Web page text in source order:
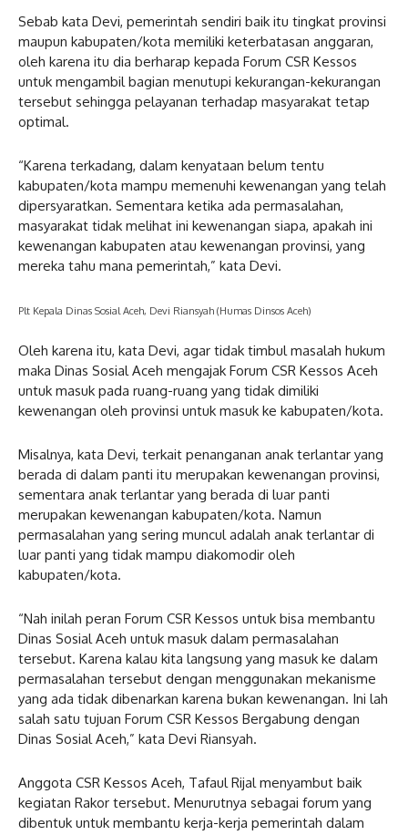
Sebab kata Devi, pemerintah sendiri baik itu tingkat provinsi
maupun kabupaten/kota memiliki keterbatasan anggaran,
oleh karena itu dia berharap kepada Forum CSR Kessos
untuk mengambil bagian menutupi kekurangan-kekurangan
tersebut sehingga pelayanan terhadap masyarakat tetap
optimal.
“Karena terkadang, dalam kenyataan belum tentu
kabupaten/kota mampu memenuhi kewenangan yang telah
dipersyaratkan. Sementara ketika ada permasalahan,
masyarakat tidak melihat ini kewenangan siapa, apakah ini
kewenangan kabupaten atau kewenangan provinsi, yang
mereka tahu mana pemerintah,” kata Devi.
Plt Kepala Dinas Sosial Aceh, Devi Riansyah (Humas Dinsos Aceh)
Oleh karena itu, kata Devi, agar tidak timbul masalah hukum
maka Dinas Sosial Aceh mengajak Forum CSR Kessos Aceh
untuk masuk pada ruang-ruang yang tidak dimiliki
kewenangan oleh provinsi untuk masuk ke kabupaten/kota.
Misalnya, kata Devi, terkait penanganan anak terlantar yang
berada di dalam panti itu merupakan kewenangan provinsi,
sementara anak terlantar yang berada di luar panti
merupakan kewenangan kabupaten/kota. Namun
permasalahan yang sering muncul adalah anak terlantar di
luar panti yang tidak mampu diakomodir oleh
kabupaten/kota.
“Nah inilah peran Forum CSR Kessos untuk bisa membantu
Dinas Sosial Aceh untuk masuk dalam permasalahan
tersebut. Karena kalau kita langsung yang masuk ke dalam
permasalahan tersebut dengan menggunakan mekanisme
yang ada tidak dibenarkan karena bukan kewenangan. Ini lah
salah satu tujuan Forum CSR Kessos Bergabung dengan
Dinas Sosial Aceh,” kata Devi Riansyah.
Anggota CSR Kessos Aceh, Tafaul Rijal menyambut baik
kegiatan Rakor tersebut. Menurutnya sebagai forum yang
dibentuk untuk membantu kerja-kerja pemerintah dalam